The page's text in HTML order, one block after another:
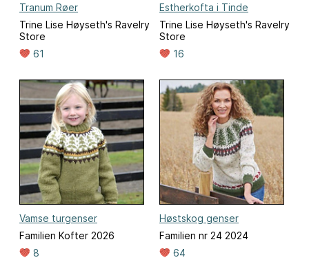
Tranum Røer
Trine Lise Høyseth's Ravelry
Store
61
Estherkofta i Tinde
Trine Lise Høyseth's Ravelry
Store
16
Vamse turgenser
Familien Kofter 2026
8
Høstskog genser
Familien nr 24 2024
64